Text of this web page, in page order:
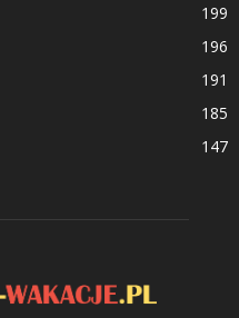
199
196
191
185
147